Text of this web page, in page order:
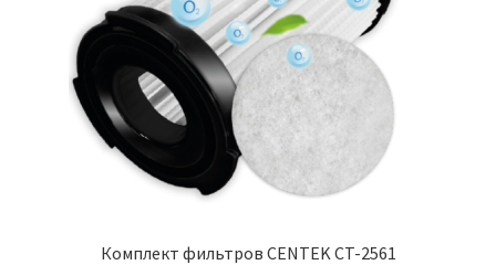
Комплект фильтров CENTEK CT-2561